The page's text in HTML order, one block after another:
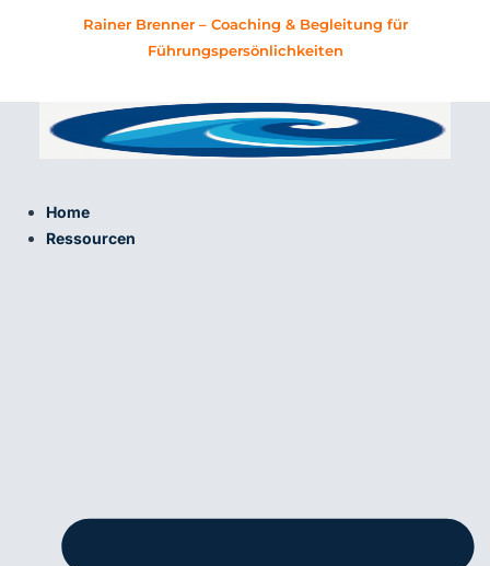
Rainer Brenner – Coaching & Begleitung für
Führungspersönlichkeiten
Home
Ressourcen